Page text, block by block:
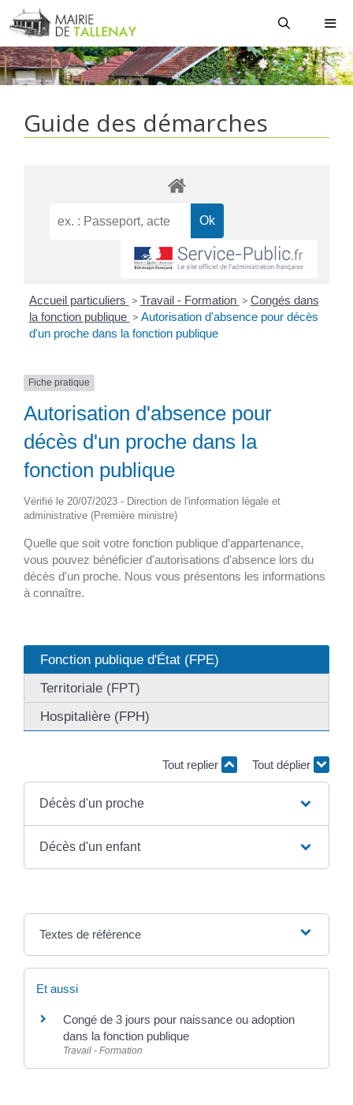
Aller
au
contenu
Guide des démarches
Accueil particuliers > Travail - Formation > Congés dans
la fonction publique > Autorisation d'absence pour décès
d'un proche dans la fonction publique
Fiche pratique
Autorisation d'absence pour
décès d'un proche dans la
fonction publique
Vérifié le 20/07/2023 - Direction de l'information légale et
administrative (Première ministre)
Quelle que soit votre fonction publique d’appartenance,
vous pouvez bénéficier d'autorisations d'absence lors du
décès d'un proche. Nous vous présentons les informations
à connaître.
Fonction publique d'État (FPE)
Territoriale (FPT)
Hospitalière (FPH)
Tout replier Tout déplier
Décès d'un proche
Décès d'un enfant
Textes de référence
Et aussi
Congé de 3 jours pour naissance ou adoption
dans la fonction publique
Travail - Formation